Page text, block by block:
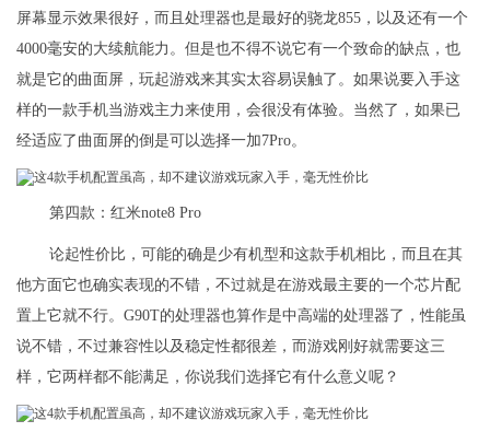
屏幕显示效果很好，而且处理器也是最好的骁龙855，以及还有一个
4000毫安的大续航能力。但是也不得不说它有一个致命的缺点，也
就是它的曲面屏，玩起游戏来其实太容易误触了。如果说要入手这
样的一款手机当游戏主力来使用，会很没有体验。当然了，如果已
经适应了曲面屏的倒是可以选择一加7Pro。
第四款：红米note8 Pro
论起性价比，可能的确是少有机型和这款手机相比，而且在其
他方面它也确实表现的不错，不过就是在游戏最主要的一个芯片配
置上它就不行。G90T的处理器也算作是中高端的处理器了，性能虽
说不错，不过兼容性以及稳定性都很差，而游戏刚好就需要这三
样，它两样都不能满足，你说我们选择它有什么意义呢？